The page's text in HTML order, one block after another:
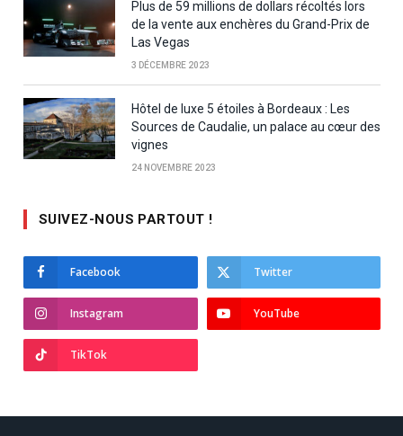
Plus de 59 millions de dollars récoltés lors
de la vente aux enchères du Grand-Prix de
Las Vegas
3 DÉCEMBRE 2023
Hôtel de luxe 5 étoiles à Bordeaux : Les
Sources de Caudalie, un palace au cœur des
vignes
24 NOVEMBRE 2023
SUIVEZ-NOUS PARTOUT !
Facebook Twitter
Instagram YouTube
TikTok